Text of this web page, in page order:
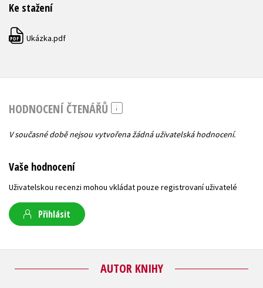
Ke stažení
PDF Ukázka.pdf
HODNOCENÍ ČTENÁŘŮ
V současné době nejsou vytvořena žádná uživatelská hodnocení.
Vaše hodnocení
Uživatelskou recenzi mohou vkládat pouze registrovaní uživatelé
Přihlásit
AUTOR KNIHY